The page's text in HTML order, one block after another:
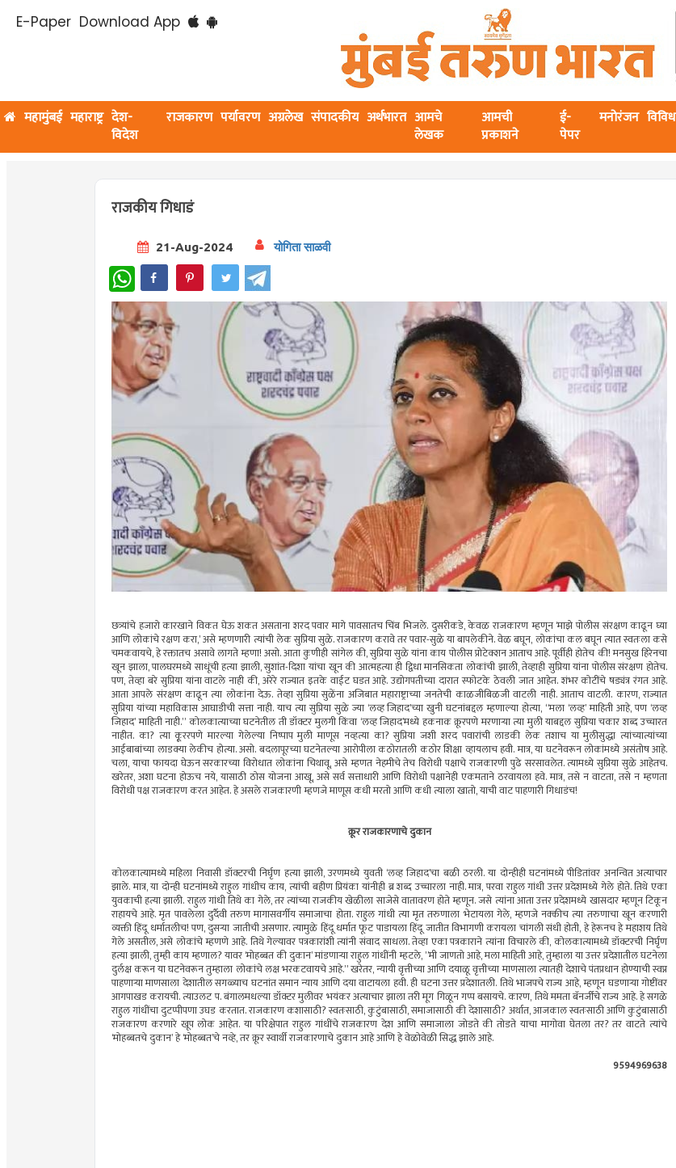
E-Paper Download App
महामुंबई महाराष्ट्र देश-
विदेश
राजकारण पर्यावरण अग्रलेख संपादकीय अर्थभारत आमचे
लेखक
आमची
प्रकाशने
ई-
पेपर
मनोरंजन विविध
राजकीय गिधाडं
21-Aug-2024 योगिता साळवी
WhatsApp
छत्र्यांचे हजारो कारखाने विकत घेऊ शकत असताना शरद पवार मागे पावसातच चिंब भिजले. दुसरीकडे, केवळ राजकारण म्हणून ‘माझे पोलीस संरक्षण काढून घ्या
आणि लोकांचे रक्षण करा,’ असे म्हणणारी त्यांची लेक सुप्रिया सुळे. राजकारण करावे तर पवार-सुळे या बापलेकीने. वेळ बघून, लोकांचा कल बघून त्यात स्वतःला कसे
चमकवायचे, हे रक्तातच असावे लागते म्हणा! असो. आता कुणीही सांगेल की, सुप्रिया सुळे यांना काय पोलीस प्रोटेक्शन आताच आहे. पूर्वीही होतेच की! मनसुख हिरेनचा
खून झाला, पालघरमध्ये साधूंची हत्या झाली, सुशांत-दिशा यांचा खून की आत्महत्या ही द्विधा मानसिकता लोकांची झाली, तेव्हाही सुप्रिया यांना पोलीस संरक्षण होतेच.
पण, तेव्हा बरे सुप्रिया यांना वाटले नाही की, अरेरे राज्यात इतके वाईट घडत आहे. उद्योगपतीच्या दारात स्फोटके ठेवली जात आहेत. शंभर कोटींचे षड्यंत्र रंगत आहे.
आता आपले संरक्षण काढून त्या लोकांना देऊ. तेव्हा सुप्रिया सुळेंना अजिबात महाराष्ट्राच्या जनतेची काळजीबिळजी वाटली नाही. आताच वाटली. कारण, राज्यात
सुप्रिया यांच्या महाविकास आघाडीची सत्ता नाही. याच त्या सुप्रिया सुळे ज्या ‘लव्ह जिहाद’च्या खुनी घटनांबद्दल म्हणाल्या होत्या, “मला ‘लव्ह’ माहिती आहे, पण ‘लव्ह
जिहाद’ माहिती नाही.” कोलकात्याच्या घटनेतील ती डॉक्टर मुलगी किंवा ‘लव्ह जिहाद’मध्ये हकनाक क्रूरपणे मरणार्‍या त्या मुली याबद्दल सुप्रिया चकार शब्द उच्चारत
नाहीत. का? त्या कू्ररपणे मारल्या गेलेल्या निष्पाप मुली माणूस नव्हत्या का? सुप्रिया जशी शरद पवारांची लाडकी लेक तशाच या मुलीसुद्धा त्यांच्यात्यांच्या
आईबाबांच्या लाडक्या लेकीच होत्या. असो. बदलापूरच्या घटनेतल्या आरोपीला कठोरातली कठोर शिक्षा व्हायलाच हवी. मात्र, या घटनेवरून लोकांमध्ये असंतोष आहे.
चला, याचा फायदा घेऊन सरकारच्या विरोधात लोकांना चिथावू, असे म्हणत नेहमीचे तेच विरोधी पक्षाचे राजकारणी पुढे सरसावलेत. त्यामध्ये सुप्रिया सुळे आहेतच.
खरेतर, अशा घटना होऊच नये, यासाठी ठोस योजना आखू, असे सर्व सत्ताधारी आणि विरोधी पक्षानेही एकमताने ठरवायला हवे. मात्र, तसे न वाटता, तसे न म्हणता
विरोधी पक्ष राजकारण करत आहेत. हे असले राजकारणी म्हणजे माणूस कधी मरतो आणि कधी त्याला खातो, याची वाट पाहणारी गिधाडंच!
क्रूर राजकारणाचे दुकान
कोलकात्यामध्ये महिला निवासी डॉक्टरची निर्घृण हत्या झाली, उरणमध्ये युवती ‘लव्ह जिहाद’चा बळी ठरली. या दोन्हीही घटनांमध्ये पीडितांवर अनन्वित अत्याचार
झाले. मात्र, या दोन्ही घटनांमध्ये राहुल गांधीच काय, त्यांची बहीण प्रियंका यांनीही ब्र शब्द उच्चारला नाही. मात्र, परवा राहुल गांधी उत्तर प्रदेशमध्ये गेले होते. तिथे एका
युवकाची हत्या झाली. राहुल गांधी तिथे का गेले, तर त्यांच्या राजकीय खेळीला साजेसे वातावरण होते म्हणून. जसे त्यांना आता उत्तर प्रदेशमध्ये खासदार म्हणून टिकून
राहायचे आहे. मृत पावलेला दुर्दैवी तरुण मागासवर्गीय समाजाचा होता. राहुल गांधी त्या मृत तरुणाला भेटायला गेले, म्हणजे नक्कीच त्या तरुणाचा खून करणारी
व्यक्ती हिंदू धर्मातलीच! पण, दुसर्‍या जातीची असणार. त्यामुळे हिंदू धर्मात फूट पाडायला हिंदू जातीत विभागणी करायला चांगली संधी होती, हे हेरूनच हे महाशय तिथे
गेले असतील, असे लोकांचे म्हणणे आहे. तिथे गेल्यावर पत्रकारांशी त्यांनी संवाद साधला. तेव्हा एका पत्रकाराने त्यांना विचारले की, कोलकात्यामध्ये डॉक्टरची निर्घृण
हत्या झाली, तुम्ही काय म्हणाल? यावर ‘मोहब्बत की दुकान’ मांडणार्‍या राहुल गांधींनी म्हटले, ”मी जाणतो आहे, मला माहिती आहे, तुम्हाला या उत्तर प्रदेशातील घटनेला
दुर्लक्ष करून या घटनेवरून तुम्हाला लोकांचे लक्ष भरकटवायचे आहे.” खरेतर, न्यायी वृत्तीच्या आणि दयाळू वृत्तीच्या माणसाला त्यातही देशाचे पंतप्रधान होण्याची स्वप्न
पाहणार्‍या माणसाला देशातील सगळ्याच घटनांत समान न्याय आणि दया वाटायला हवी. ही घटना उत्तर प्रदेशातली. तिथे भाजपचे राज्य आहे, म्हणून घडणार्‍या गोष्टींवर
आगपाखड करायची. त्याउलट प. बंगालमधल्या डॉक्टर मुलीवर भयंकर अत्याचार झाला तरी मूग गिळून गप्प बसायचे. कारण, तिथे ममता बॅनर्जींचे राज्य आहे. हे सगळे
राहुल गांधींचा दुटप्पीपणा उघड करतात. राजकारण कशासाठी? स्वतःसाठी, कुटुंबासाठी, समाजासाठी की देशासाठी? अर्थात, आजकाल स्वतःसाठी आणि कुटुंबासाठी
राजकारण करणारे खूप लोक आहेत. या परिक्षेपात राहुल गांधींचे राजकारण देश आणि समाजाला जोडते की तोडते याचा मागोवा घेतला तर? तर वाटते त्यांचे
‘मोहब्बतचे दुकान’ हे ‘मोहब्बत’चे नव्हे, तर क्रूर स्वार्थी राजकारणाचे दुकान आहे आणि हे वेळोवेळी सिद्ध झाले आहे.
9594969638